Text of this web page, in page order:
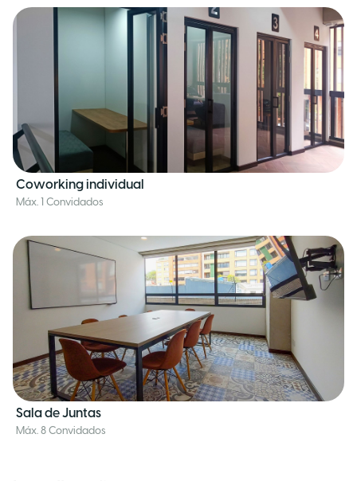
Coworking individual
Máx. 1 Convidados
Sala de Juntas
Máx. 8 Convidados